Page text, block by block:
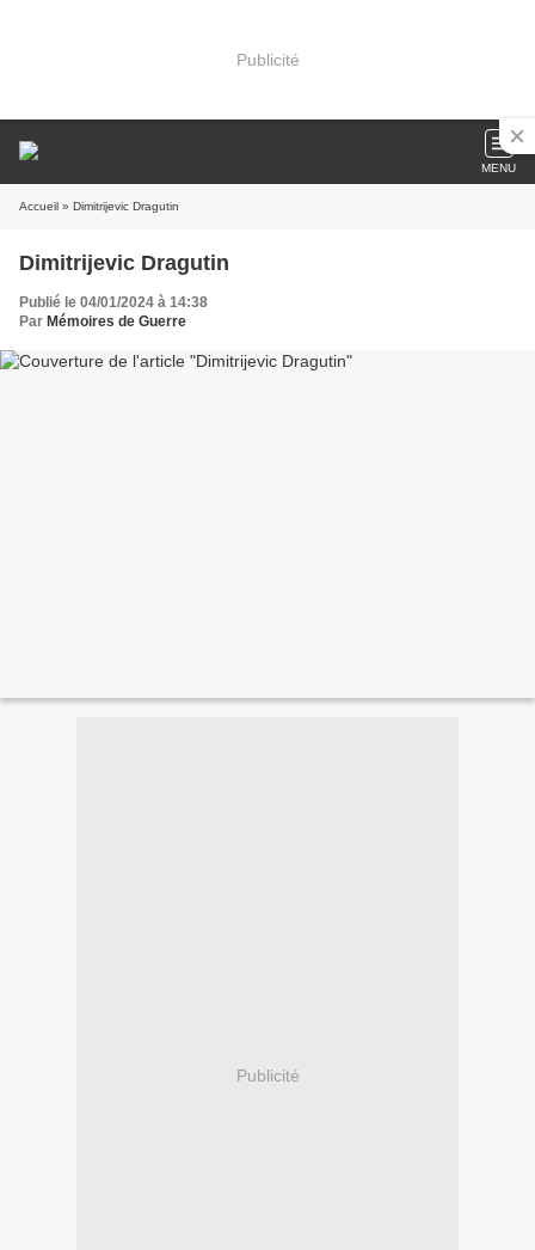
Publicité
MENU
Accueil » Dimitrijevic Dragutin
Dimitrijevic Dragutin
Publié le 04/01/2024 à 14:38
Par Mémoires de Guerre
Publicité